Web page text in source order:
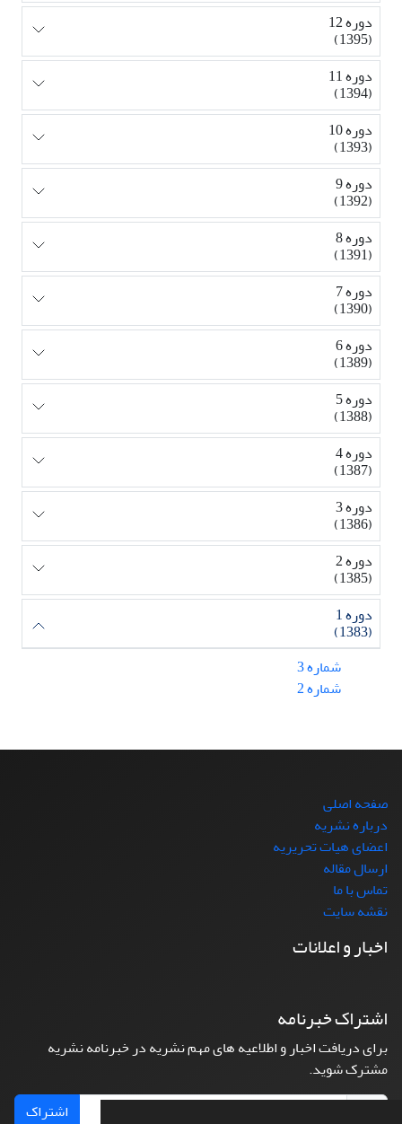
دوره 12
(1395)
دوره 11
(1394)
دوره 10
(1393)
دوره 9
(1392)
دوره 8
(1391)
دوره 7
(1390)
دوره 6
(1389)
دوره 5
(1388)
دوره 4
(1387)
دوره 3
(1386)
دوره 2
(1385)
دوره 1
(1383)
شماره 3
شماره 2
صفحه اصلی
درباره نشریه
اعضای هیات تحریریه
ارسال مقاله
تماس با ما
نقشه سایت
اخبار و اعلانات
اشتراک خبرنامه
برای دریافت اخبار و اطلاعیه های مهم نشریه در خبرنامه نشریه
مشترک شوید.
اشتراک